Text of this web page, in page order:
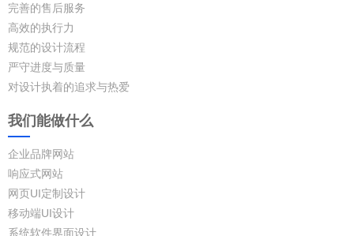
完善的售后服务
高效的执行力
规范的设计流程
严守进度与质量
对设计执着的追求与热爱
我们能做什么
企业品牌网站
响应式网站
网页UI定制设计
移动端UI设计
系统软件界面设计